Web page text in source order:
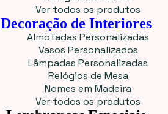
Ver todos os produtos
Decoração de Interiores
Almofadas Personalizadas
Vasos Personalizados
Lâmpadas Personalizadas
Relógios de Mesa
Nomes em Madeira
Ver todos os produtos